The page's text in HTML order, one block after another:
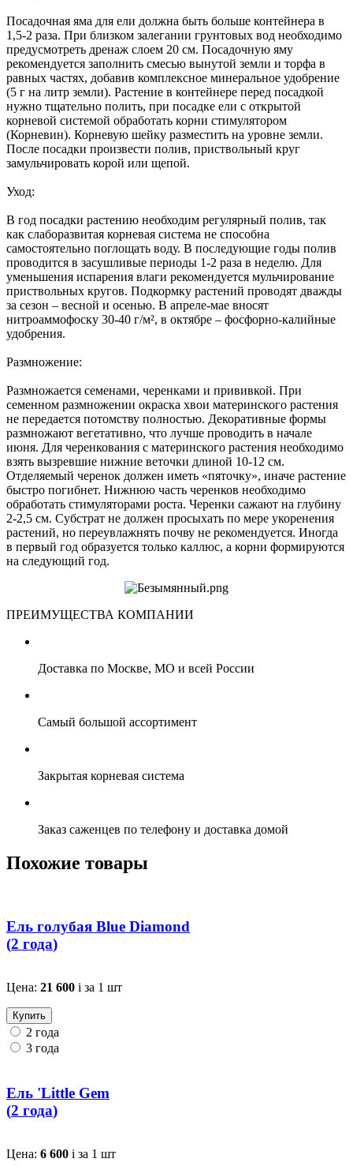
Посадочная яма для ели должна быть больше контейнера в
1,5-2 раза. При близком залегании грунтовых вод необходимо
предусмотреть дренаж слоем 20 см. Посадочную яму
рекомендуется заполнить смесью вынутой земли и торфа в
равных частях, добавив комплексное минеральное удобрение
(5 г на литр земли). Растение в контейнере перед посадкой
нужно тщательно полить, при посадке ели с открытой
корневой системой обработать корни стимулятором
(Корневин). Корневую шейку разместить на уровне земли.
После посадки произвести полив, приствольный круг
замульчировать корой или щепой.
Уход:
В год посадки растению необходим регулярный полив, так
как слаборазвитая корневая система не способна
самостоятельно поглощать воду. В последующие годы полив
проводится в засушливые периоды 1-2 раза в неделю. Для
уменьшения испарения влаги рекомендуется мульчирование
приствольных кругов. Подкормку растений проводят дважды
за сезон – весной и осенью. В апреле-мае вносят
нитроаммофоску 30-40 г/м², в октябре – фосфорно-калийные
удобрения.
Размножение:
Размножается семенами, черенками и прививкой. При
семенном размножении окраска хвои материнского растения
не передается потомству полностью. Декоративные формы
размножают вегетативно, что лучше проводить в начале
июня. Для черенкования с материнского растения необходимо
взять вызревшие нижние веточки длиной 10-12 см.
Отделяемый черенок должен иметь «пяточку», иначе растение
быстро погибнет. Нижнюю часть черенков необходимо
обработать стимуляторами роста. Черенки сажают на глубину
2-2,5 см. Субстрат не должен просыхать по мере укоренения
растений, но переувлажнять почву не рекомендуется. Иногда
в первый год образуется только каллюс, а корни формируются
на следующий год.
ПРЕИМУЩЕСТВА КОМПАНИИ
Доставка по Москве, МО и всей России
Самый большой ассортимент
Закрытая корневая система
Заказ саженцев по телефону и доставка домой
Похожие товары
Ель голубая Blue Diamond
(2 года)
Цена: 21 600 i за 1 шт
Купить
2 года
3 года
Ель 'Little Gem
(2 года)
Цена: 6 600 i за 1 шт